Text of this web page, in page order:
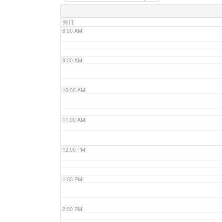
終日
8:00 AM
9:00 AM
10:00 AM
11:00 AM
12:00 PM
1:00 PM
2:00 PM